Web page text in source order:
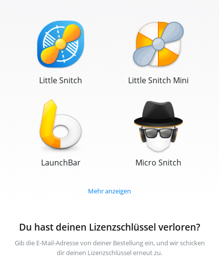
Little Snitch Little Snitch Mini
LaunchBar Micro Snitch
Mehr anzeigen
Du hast deinen Lizenzschlüssel verloren?
Gib die E-Mail-Adresse von deiner Bestellung ein, und wir schicken
dir deinen Lizenzschlüssel erneut zu.